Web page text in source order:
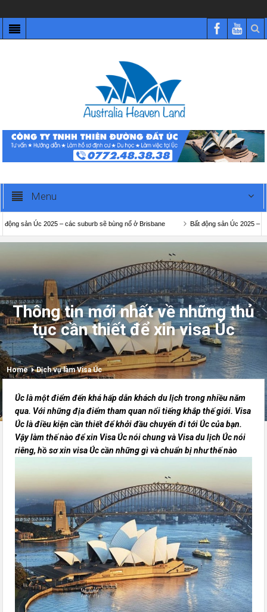
Menu
Úc 2025 – các suburb sẽ bùng nổ ở Brisbane Bất động sản Úc 2025 – các
Thông tin mới nhất về những thủ
tục cần thiết để xin visa Úc
Home Dịch vụ làm Visa Úc
Úc là một điểm đến khá hấp dẫn khách du lịch trong nhiều năm
qua. Với những địa điểm tham quan nổi tiếng khắp thế giới. Visa
Úc là điều kiện cần thiết để khởi đầu chuyến đi tới Úc của bạn.
Vậy làm thế nào để xin Visa Úc nói chung và Visa du lịch Úc nói
riêng, hồ sơ xin visa Úc cần những gì và chuẩn bị như thế nào